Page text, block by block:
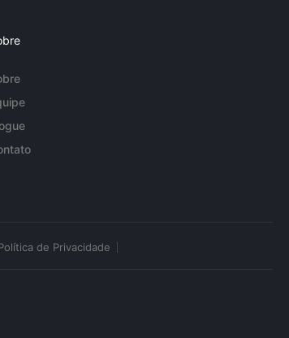
de Privacidade